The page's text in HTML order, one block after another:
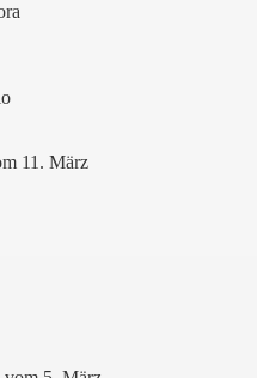
11. März